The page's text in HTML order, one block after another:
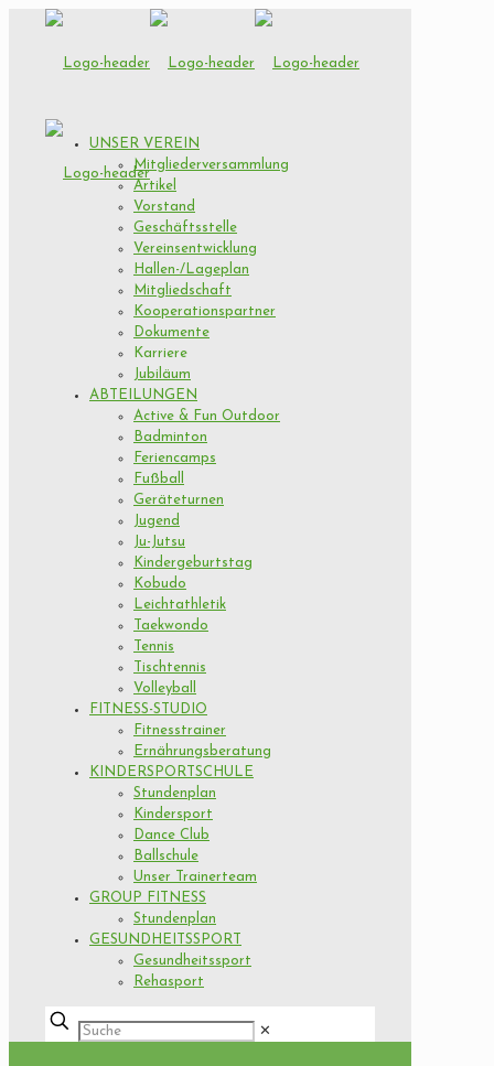
UNSER VEREIN
Mitgliederversammlung
Artikel
Vorstand
Geschäftsstelle
Vereinsentwicklung
Hallen-/Lageplan
Mitgliedschaft
Kooperationspartner
Dokumente
Karriere
Jubiläum
ABTEILUNGEN
Active & Fun Outdoor
Badminton
Feriencamps
Fußball
Geräteturnen
Jugend
Ju-Jutsu
Kindergeburtstag
Kobudo
Leichtathletik
Taekwondo
Tennis
Tischtennis
Volleyball
FITNESS-STUDIO
Fitnesstrainer
Ernährungsberatung
KINDERSPORTSCHULE
Stundenplan
Kindersport
Dance Club
Ballschule
Unser Trainerteam
GROUP FITNESS
Stundenplan
GESUNDHEITSSPORT
Gesundheitssport
Rehasport
✕